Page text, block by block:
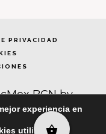
PRIVACIDAD
BCN by
reservados
experiencia en
utilizamos o